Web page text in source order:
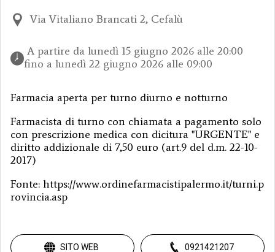
Via Vitaliano Brancati 2, Cefalù
fino a lunedì 22 giugno 2026 alle 09:00
Farmacia aperta per turno diurno e notturno
Farmacista di turno con chiamata a pagamento solo
con prescrizione medica con dicitura "URGENTE" e
diritto addizionale di 7,50 euro (art.9 del d.m. 22-10-
2017)
Fonte: https://www.ordinefarmacistipalermo.it/turni.p
rovincia.asp
SITO WEB 0921421207